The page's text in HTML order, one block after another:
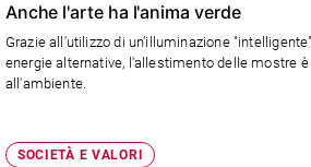
Riflessioni
Foto
Anche l'arte ha l'anima verde
Grazie all'utilizzo di un'illuminazione
energie alternative, l'allestimento delle mostre
all'ambiente.
SOCIETÀ E VALORI